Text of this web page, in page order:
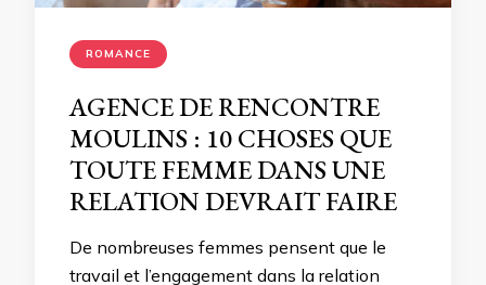
ROMANCE
AGENCE DE RENCONTRE
MOULINS : 10 CHOSES QUE
TOUTE FEMME DANS UNE
RELATION DEVRAIT FAIRE
De nombreuses femmes pensent que le
travail et l’engagement dans la relation